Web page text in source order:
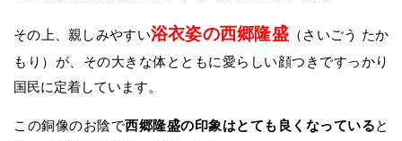
その上、親しみやすい浴衣姿の西郷隆盛 （さいごう たか
もり）が、その大きな体とともに愛らしい顔つきですっかり
国民に定着しています。
この銅像のお陰で西郷隆盛の印象はとても良くなっていると